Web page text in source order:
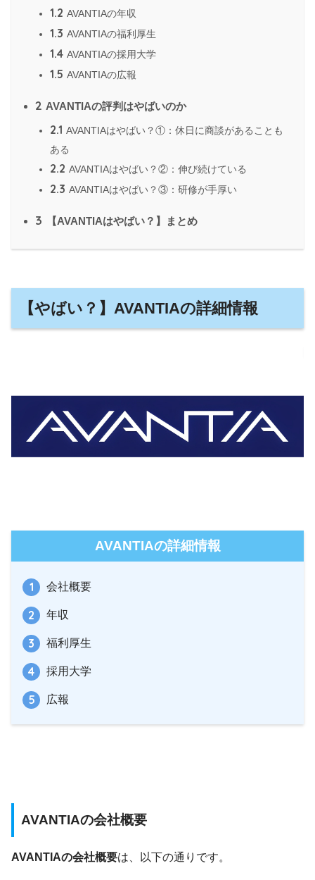
1.2 AVANTIAの年収
1.3 AVANTIAの福利厚生
1.4 AVANTIAの採用大学
1.5 AVANTIAの広報
2 AVANTIAの評判はやばいのか
2.1 AVANTIAはやばい？①：休日に商談があることも
ある
2.2 AVANTIAはやばい？②：伸び続けている
2.3 AVANTIAはやばい？③：研修が手厚い
3 【AVANTIAはやばい？】まとめ
【やばい？】AVANTIAの詳細情報
AVANTIAの詳細情報
会社概要
年収
福利厚生
採用大学
広報
AVANTIAの会社概要
AVANTIAの会社概要は、以下の通りです。